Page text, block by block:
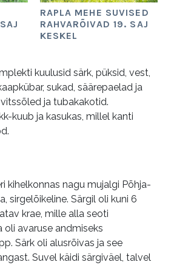
RAPLA MEHE SUVISED
RAHVARÕIVAD 19. SAJ
KESKEL
kuulusid särk, püksid, vest,
sukad, säärepaelad ja
ja tubakakotid.
kuub ja kasukas, millel kanti
kihelkonnas nagu mujalgi Põhja-
sirgelõikeline. Särgil oli kuni 6
krae, mille alla seoti
oli avaruse andmiseks
Särk oli alusrõivas ja see
Suvel käidi särgiväel, talvel